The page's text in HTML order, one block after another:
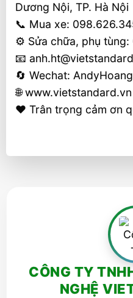
Dương Nội, TP. Hà Nội
📞 Mua xe:
⚙️ Sửa chữa, phụ tùng:
📧
🔄 Wechat:
🌐 www.vietstandard.vn
❤️ Trân trọng cảm ơn
CÔNG TY
NGHỆ